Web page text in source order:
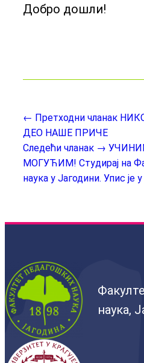
Добро дошли!
← Претходни чланак
ДЕО НАШЕ ПРИЧЕ
Следећи чланак →
МОГУЋИМ! Студирај на
наука у Јагодини. Упис је у
наука,